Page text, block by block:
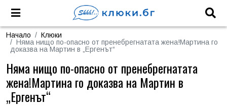
Начало
Клюки
Няма нищо по-опасно от пренебрегнатата жена!Мартина го
доказва на Мартин в „Ергенът“
Няма нищо по-опасно от пренебрегнатата
жена!Мартина го доказва на Мартин в
„Ергенът“